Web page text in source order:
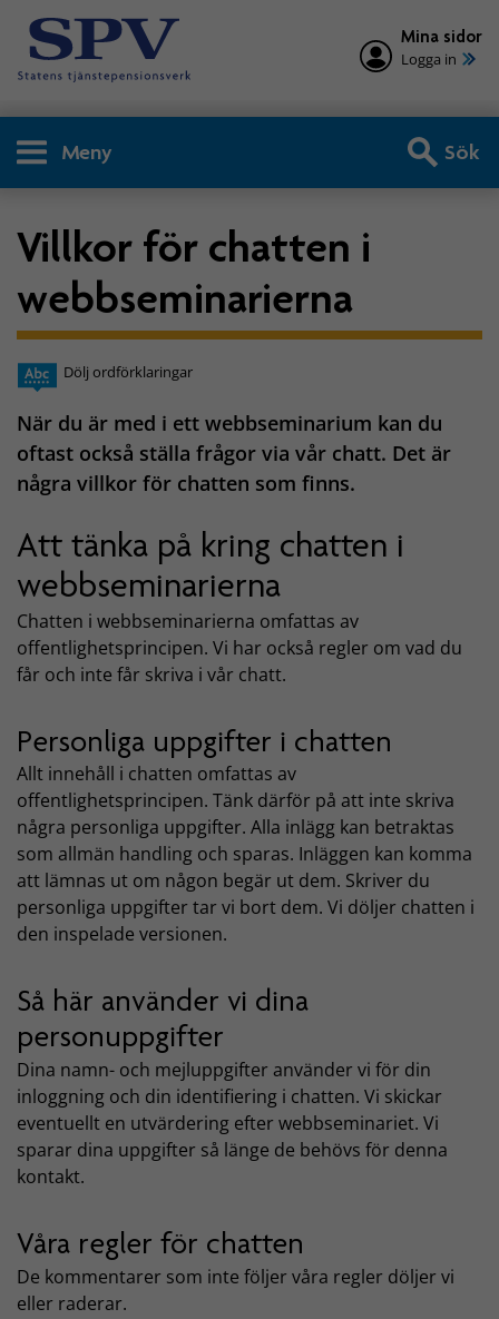
Mina sidor
Logga in
Meny Sök
Villkor för chatten i
webbseminarierna
Dölj ordförklaringar
När du är med i ett webbseminarium kan du
oftast också ställa frågor via vår chatt. Det är
några villkor för chatten som finns.
Att tänka på kring chatten i
webbseminarierna
Chatten i webbseminarierna omfattas av
offentlighetsprincipen. Vi har också regler om vad du
får och inte får skriva i vår chatt.
Personliga uppgifter i chatten
Allt innehåll i chatten omfattas av
offentlighetsprincipen. Tänk därför på att inte skriva
några personliga uppgifter. Alla inlägg kan betraktas
som allmän handling och sparas. Inläggen kan komma
att lämnas ut om någon begär ut dem. Skriver du
personliga uppgifter tar vi bort dem. Vi döljer chatten i
den inspelade versionen.
Så här använder vi dina
personuppgifter
Dina namn- och mejluppgifter använder vi för din
inloggning och din identifiering i chatten. Vi skickar
eventuellt en utvärdering efter webbseminariet. Vi
sparar dina uppgifter så länge de behövs för denna
kontakt.
Våra regler för chatten
De kommentarer som inte följer våra regler döljer vi
eller raderar.